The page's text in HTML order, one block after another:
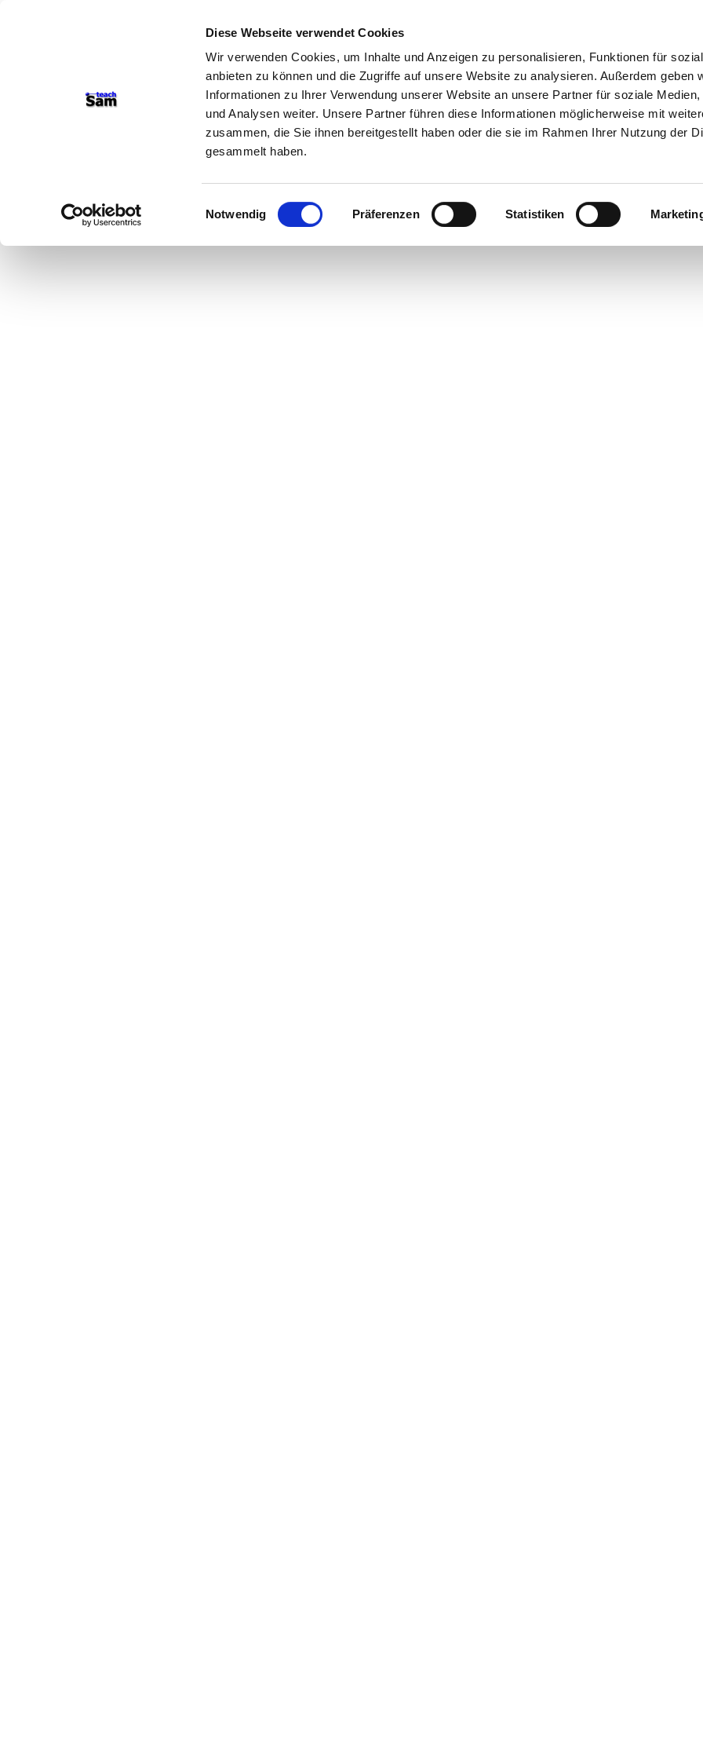
Diese Webseite verwendet Cookies
Wir verwenden Cookies, um Inhalte und Anzeigen zu personalisieren, Funktionen für
anbieten zu können und die Zugriffe auf unsere Website zu analysieren. Außerdem geben
Informationen zu Ihrer Verwendung unserer Website an unsere Partner für soziale Medien,
und Analysen weiter. Unsere Partner führen diese Informationen möglicherweise mit
zusammen, die Sie ihnen bereitgestellt haben oder die sie im Rahmen Ihrer Nutzung der
gesammelt haben.
Einwilligungsauswahl
Notwendig Präferenzen Statistiken